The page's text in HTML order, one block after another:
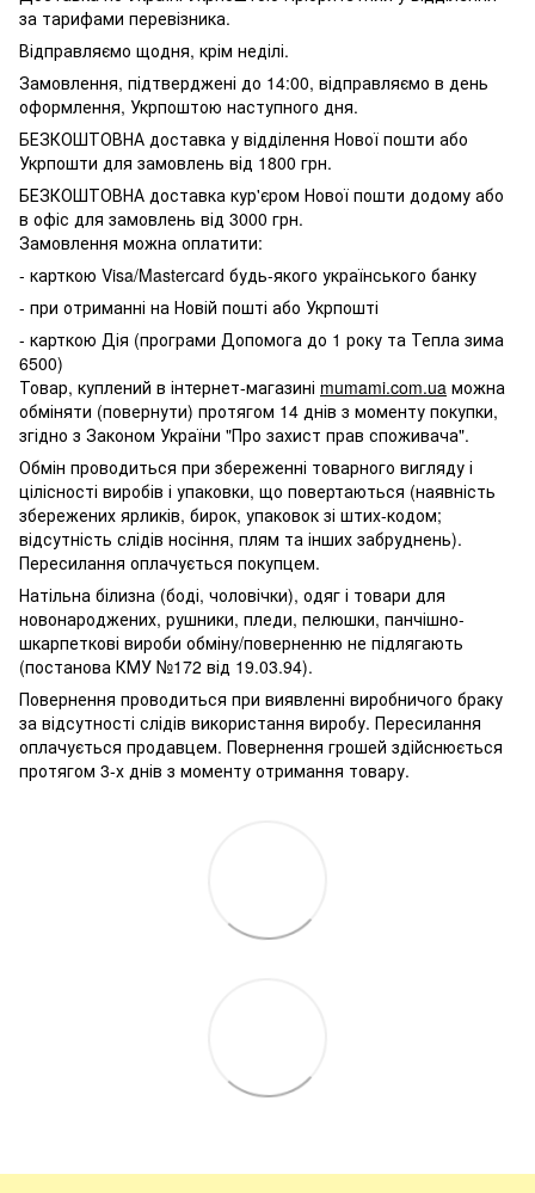
за тарифами перевізника.
Відправляємо щодня, крім неділі.
Замовлення, підтверджені до 14:00, відправляємо в день
оформлення, Укрпоштою наступного дня.
БЕЗКОШТОВНА доставка у відділення Нової пошти або
Укрпошти для замовлень від 1800 грн.
БЕЗКОШТОВНА доставка кур'єром Нової пошти додому або
в офіс для замовлень від 3000 грн.
Замовлення можна оплатити:
- карткою Visa/Mastercard будь-якого українського банку
- при отриманні на Новій пошті або Укрпошті
- карткою Дія (програми Допомога до 1 року та Тепла зима
6500)
Товар, куплений в інтернет-магазині mumami.com.ua можна
обміняти (повернути) протягом 14 днів з моменту покупки,
згідно з Законом України "Про захист прав споживача".
Обмін проводиться при збереженні товарного вигляду і
цілісності виробів і упаковки, що повертаються (наявність
збережених ярликів, бирок, упаковок зі штих-кодом;
відсутність слідів носіння, плям та інших забруднень).
Пересилання оплачується покупцем.
Натільна білизна (боді, чоловічки), одяг і товари для
новонароджених, рушники, пледи, пелюшки, панчішно-
шкарпеткові вироби обміну/поверненню не підлягають
(постанова КМУ №172 від 19.03.94).
Повернення проводиться при виявленні виробничого браку
за відсутності слідів використання виробу. Пересилання
оплачується продавцем. Повернення грошей здійснюється
протягом 3-х днів з моменту отримання товару.